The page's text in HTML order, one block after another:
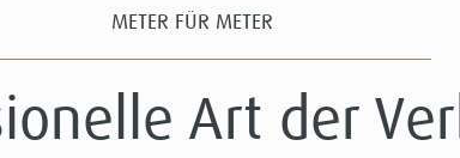
METER FÜR METER
Art der